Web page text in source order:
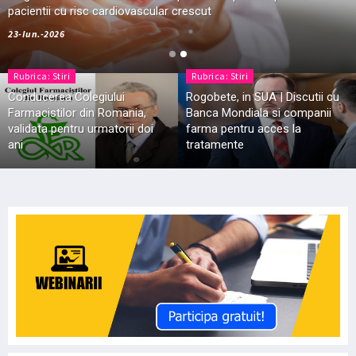
Europeana
27-Iul.-2026
pacientii cu risc cardiovascular crescut
23-Iun.-2026
Rubrica: Stiri
Conducerea Colegiului
Farmacistilor din Romania,
validata pentru urmatorii doi
ani
Rubrica: Stiri
Rogobete, in SUA | Discutii cu
Banca Mondiala si companii
farma pentru acces la
tratamente